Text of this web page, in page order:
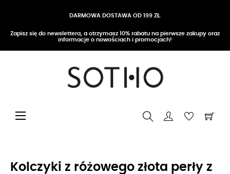
DARMOWA DOSTAWA OD 199 ZŁ
Zapisz się do newslettera, a otrzymasz 10% rabatu na pierwsze zakupy oraz
informacje o nowościach i promocjach!
Przełącz nawigację
☰
Kolczyki z różowego złota perły z